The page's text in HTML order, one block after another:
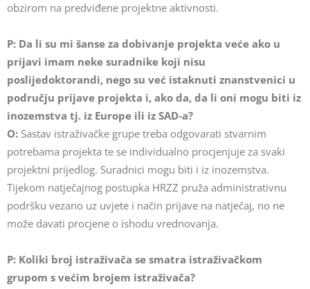
obzirom na predviđene projektne aktivnosti.
P: Da li su mi šanse za dobivanje projekta veće ako u
prijavi imam neke suradnike koji nisu
poslijedoktorandi, nego su već istaknuti znanstvenici u
području prijave projekta i, ako da, da li oni mogu biti iz
inozemstva tj. iz Europe ili iz SAD-a?
O: Sastav istraživačke grupe treba odgovarati stvarnim
potrebama projekta te se individualno procjenjuje za svaki
projektni prijedlog. Suradnici mogu biti i iz inozemstva.
Tijekom natječajnog postupka HRZZ pruža administrativnu
podršku vezano uz uvjete i način prijave na natječaj, no ne
može davati procjene o ishodu vrednovanja.
P: Koliki broj istraživača se smatra istraživačkom
grupom s većim brojem istraživača?